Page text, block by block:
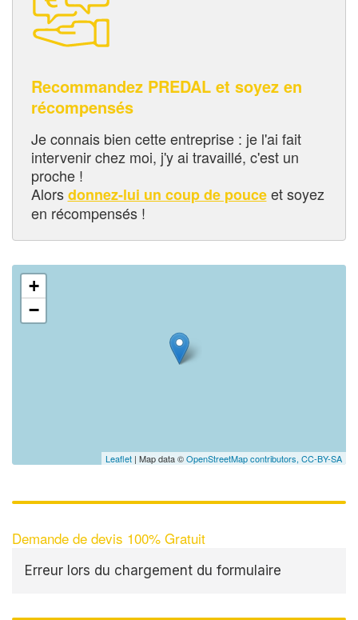
Recommandez PREDAL et soyez en
récompensés
Je connais bien cette entreprise : je l'ai fait
intervenir chez moi, j'y ai travaillé, c'est un
proche !
Alorsdonnez-lui un coup de pouceet soyez
en récompensés !
+
−
Leaflet | Map data ©OpenStreetMap contributors, CC-BY-SA
Demande de devis 100% Gratuit
Erreur lors du chargement du formulaire